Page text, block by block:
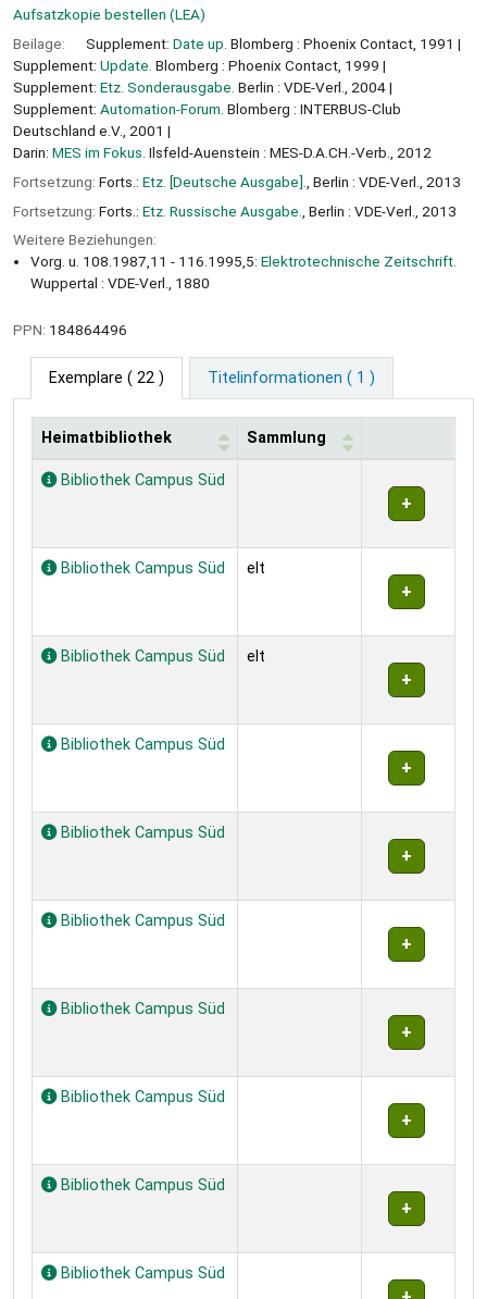
Aufsatzkopie bestellen (LEA)
Beilage:
Supplement: Date up. Blomberg : Phoenix Contact, 1991
Supplement: Update. Blomberg : Phoenix Contact, 1999
Supplement: Etz. Sonderausgabe. Berlin : VDE-Verl., 2004
Supplement: Automation-Forum. Blomberg : INTERBUS-Club
Deutschland e.V., 2001
Darin: MES im Fokus. Ilsfeld-Auenstein : MES-D.A.CH.-Verb., 2012
Fortsetzung: Forts.: Etz. [Deutsche Ausgabe].
, Berlin : VDE-Verl., 2013
Fortsetzung: Forts.: Etz. Russische Ausgabe.
, Berlin : VDE-Verl., 2013
Weitere Beziehungen:
Vorg. u. 108.1987,11 - 116.1995,5: Elektrotechnische Zeitschrift.
Wuppertal : VDE-Verl., 1880
PPN: 184864496
Exemplare ( 22 ) Titelinformationen ( 1 )
Exemplare
Heimatbibliothek Sammlung
Bibliothek Campus Süd
Bibliothek Campus Süd elt
Bibliothek Campus Süd elt
Bibliothek Campus Süd
Bibliothek Campus Süd
Bibliothek Campus Süd
Bibliothek Campus Süd
Bibliothek Campus Süd
Bibliothek Campus Süd
Bibliothek Campus Süd